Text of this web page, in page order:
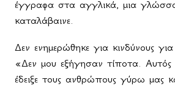
έγγραφα στα αγγλικά, μια
καταλάβαινε.
Δεν ενημερώθηκε για κινδύνους
«Δεν μου εξήγησαν τίποτα. Αυτός
έδειξε τους ανθρώπους γύρω μας